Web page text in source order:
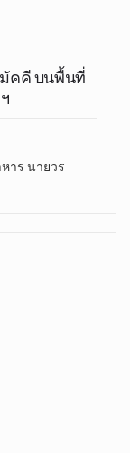
มัคคี บนพื้นที่
าร นายวร